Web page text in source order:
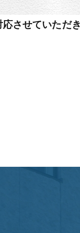
させていただき